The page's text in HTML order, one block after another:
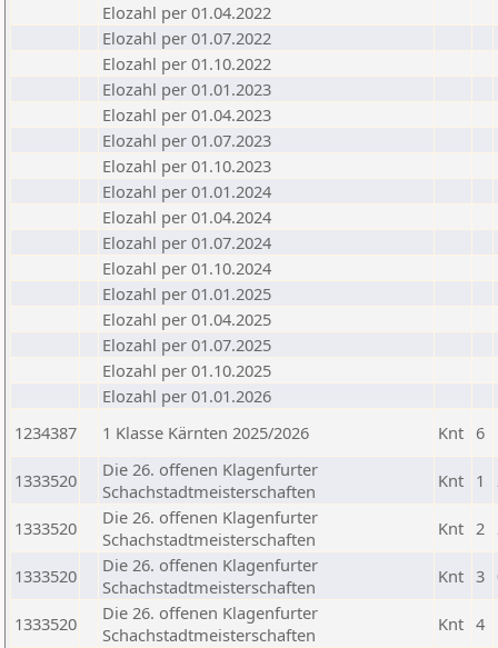
Elozahl per 01.04.2022
Elozahl per 01.07.2022
Elozahl per 01.10.2022
Elozahl per 01.01.2023
Elozahl per 01.04.2023
Elozahl per 01.07.2023
Elozahl per 01.10.2023
Elozahl per 01.01.2024
Elozahl per 01.04.2024
Elozahl per 01.07.2024
Elozahl per 01.10.2024
Elozahl per 01.01.2025
Elozahl per 01.04.2025
Elozahl per 01.07.2025
Elozahl per 01.10.2025
Elozahl per 01.01.2026
1234387
1 Klasse Kärnten 2025/2026 Knt 6
1333520
Die 26. offenen Klagenfurter
Schachstadtmeisterschaften
Knt 1
1333520
Die 26. offenen Klagenfurter
Schachstadtmeisterschaften
Knt 2
1333520
Die 26. offenen Klagenfurter
Schachstadtmeisterschaften
Knt 3
1333520
Die 26. offenen Klagenfurter
Schachstadtmeisterschaften
Knt 4